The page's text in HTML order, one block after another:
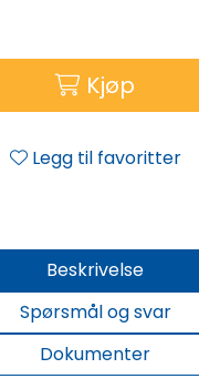
Kjøp
Legg til favoritter
Beskrivelse
Spørsmål og svar
Dokumenter